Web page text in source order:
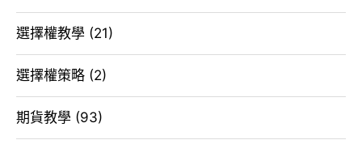
選擇權教學 (21)
選擇權策略 (2)
期貨教學 (93)